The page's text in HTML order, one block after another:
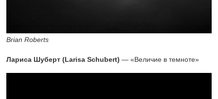
Brian Roberts
Лариса Шуберт (Larisa Schubert) — «Величие в темноте»